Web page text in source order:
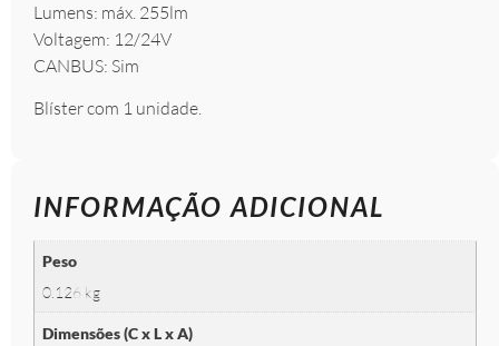
Lumens: máx. 255lm
Voltagem: 12/24V
CANBUS: Sim
Blíster com 1 unidade.
INFORMAÇÃO ADICIONAL
Peso
0.126 kg
Dimensões (C x L x A)